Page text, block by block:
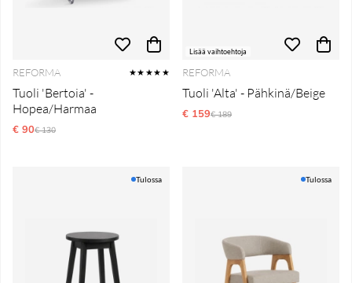
REFORMA ★★★★★
Tuoli 'Bertoia' -
Hopea/Harmaa
€ 90Normaali hinta
€ 130
Lisää vaihtoehtoja
REFORMA
Tuoli 'Alta' - Pähkinä/Beige
€ 159Normaali hinta
€ 189
Tulossa Tulossa